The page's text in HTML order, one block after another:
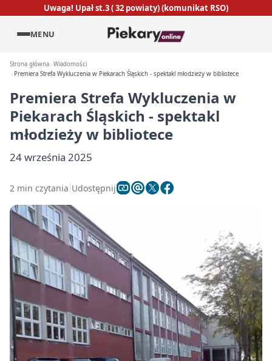
Uwaga! Upał st.3 ( 32 powiaty) (komunikat RSO)
MENU
Strona główna Wiadomości
Premiera Strefa Wykluczenia w Piekarach Śląskich - spektakl młodzieży w bibliotece
Premiera Strefa Wykluczenia w
Piekarach Śląskich - spektakl
młodzieży w bibliotece
24 września 2025
2 min czytania Udostępnij